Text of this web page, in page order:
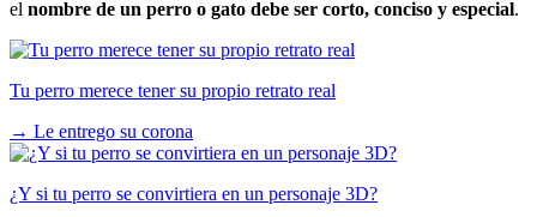
el nombre de un perro o gato debe ser corto, conciso y especial.
Tu perro merece tener su propio retrato real
→ Le entrego su corona
¿Y si tu perro se convirtiera en un personaje 3D?